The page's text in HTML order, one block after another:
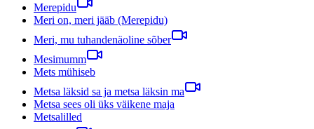
Merepidu
Meri on, meri jääb (Merepidu)
Meri, mu tuhandenäoline sõber
Mesimumm
Mets mühiseb
Metsa läksid sa ja metsa läksin ma
Metsa sees oli üks väikene maja
Metsalilled